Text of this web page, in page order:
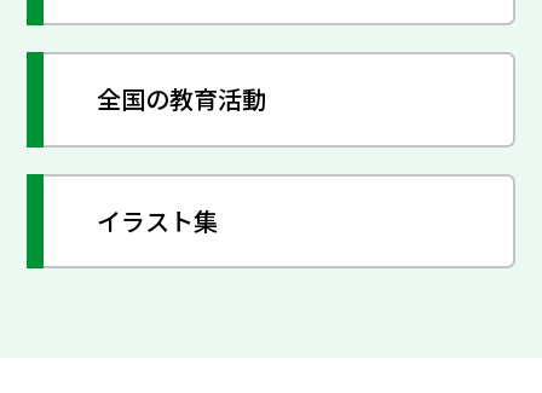
全国の教育活動
イラスト集